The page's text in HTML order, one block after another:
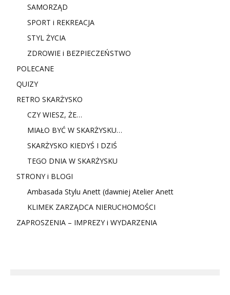
SAMORZĄD
SPORT i REKREACJA
STYL ŻYCIA
ZDROWIE i BEZPIECZEŃSTWO
POLECANE
QUIZY
RETRO SKARŻYSKO
CZY WIESZ, ŻE…
MIAŁO BYĆ W SKARŻYSKU…
SKARŻYSKO KIEDYŚ I DZIŚ
TEGO DNIA W SKARŻYSKU
STRONY i BLOGI
Ambasada Stylu Anett (dawniej Atelier Anett
KLIMEK ZARZĄDCA NIERUCHOMOŚCI
ZAPROSZENIA – IMPREZY i WYDARZENIA